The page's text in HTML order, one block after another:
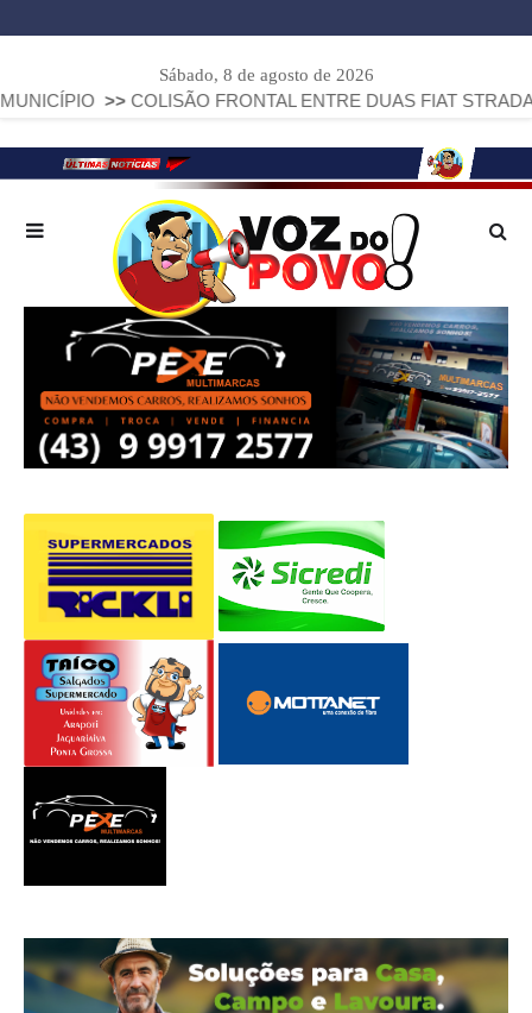
Sábado, 8 de agosto de 2026
FRONTAL ENTRE DUAS FIAT STRADA DEIXA DOIS